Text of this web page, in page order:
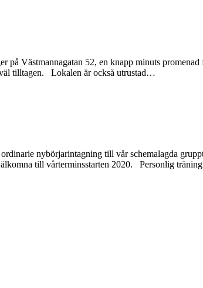
Västmannagatan 52, en knapp minuts
tilltagen. Lokalen är också utrustad…
nybörjarintagning till vår schemalagda
till vårterminsstarten 2020. Personlig